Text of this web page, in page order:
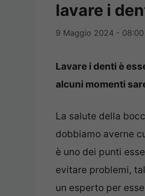
lavare i
9 Maggio 2024 - 08:00
Lavare i denti è
alcuni momenti
La salute della
dobbiamo averne
è uno dei punti
evitare problemi,
un esperto per